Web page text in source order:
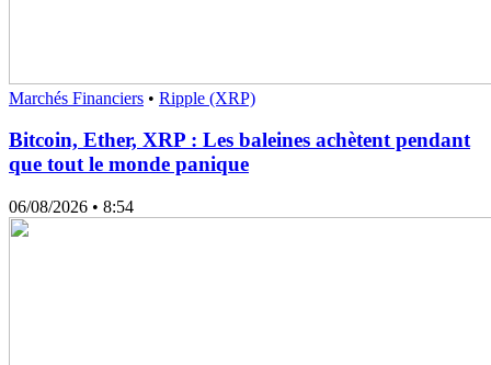
Marchés Financiers • Ripple (XRP)
Bitcoin, Ether, XRP : Les baleines achètent pendant
que tout le monde panique
06/08/2026 • 8:54